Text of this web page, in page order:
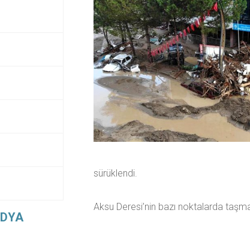
sürüklendi.
Aksu Deresi’nin bazı noktalarda